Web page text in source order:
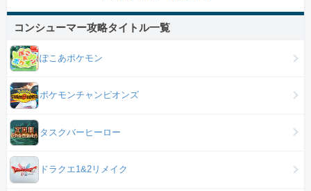
コンシューマー攻略タイトル一覧
ぽこあポケモン
ポケモンチャンピオンズ
タスクバーヒーロー
ドラクエ1&2リメイク